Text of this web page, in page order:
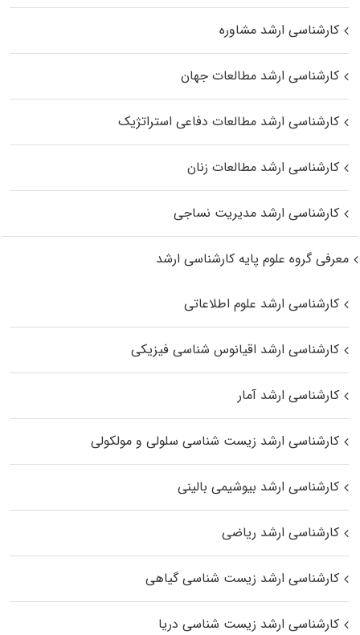
کارشناسی ارشد مشاوره
کارشناسی ارشد مطالعات جهان
کارشناسی ارشد مطالعات دفاعی استراتژیک
کارشناسی ارشد مطالعات زنان
کارشناسی ارشد مدیریت نساجی
معرفی گروه علوم پایه کارشناسی ارشد
کارشناسی ارشد علوم اطلاعاتی
کارشناسی ارشد اقیانوس‌ شناسی فیزیکی
کارشناسی ارشد آمار
کارشناسی ارشد زیست شناسی سلولی و مولکولی
کارشناسی ارشد بیوشیمی بالینی
کارشناسی ارشد ریاضی
کارشناسی ارشد زیست‌ شناسی گیاهی
کارشناسی ارشد زیست‌ شناسی دریا